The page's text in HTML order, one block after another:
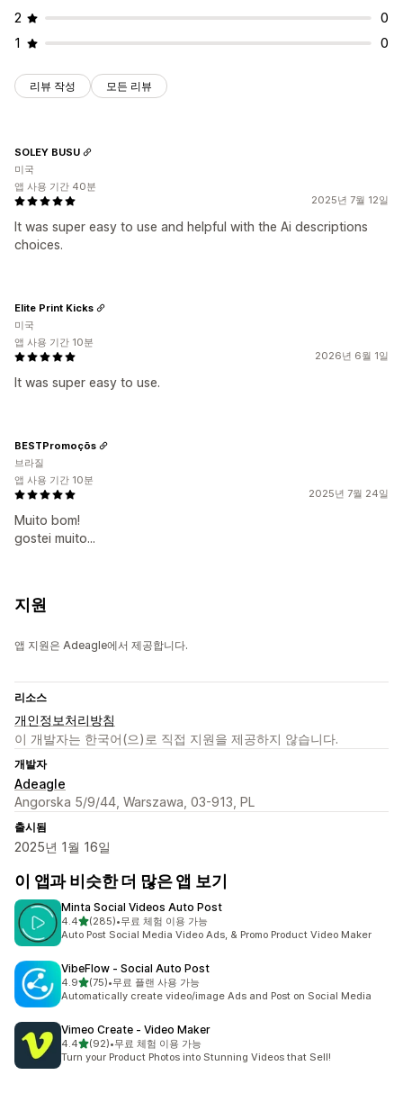
2
0
1
0
리뷰 작성 모든 리뷰
2025년 7월 12일
It was super easy to use and helpful with the Ai descriptions
choices.
SOLEY BUSU
미국
앱 사용 기간 40분
2026년 6월 1일
It was super easy to use.
Elite Print Kicks
미국
앱 사용 기간 10분
2025년 7월 24일
Muito bom!
gostei muito...
BESTPromoçõs
브라질
앱 사용 기간 10분
지원
앱 지원은 Adeagle에서 제공합니다.
리소스
개인정보처리방침
이 개발자는 한국어(으)로 직접 지원을 제공하지 않습니다.
개발자
Adeagle
Angorska 5/9/44, Warszawa, 03-913, PL
출시됨
2025년 1월 16일
이 앱과 비슷한 더 많은 앱 보기
Minta Social Videos Auto Post
4.4별 5개 중
(285)
총 리뷰 285개
•무료 체험 이용 가능
Auto Post Social Media Video Ads, & Promo Product Video Maker
VibeFlow ‑ Social Auto Post
4.9별 5개 중
(75)
총 리뷰 75개
•무료 플랜 사용 가능
Automatically create video/image Ads and Post on Social Media
Vimeo Create ‑ Video Maker
4.4별 5개 중
(92)
총 리뷰 92개
•무료 체험 이용 가능
Turn your Product Photos into Stunning Videos that Sell!